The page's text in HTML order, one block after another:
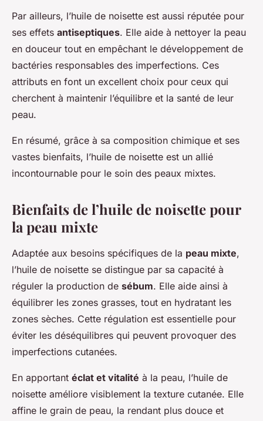
Par ailleurs, l’huile de noisette est aussi réputée pour
ses effets antiseptiques. Elle aide à nettoyer la peau
en douceur tout en empêchant le développement de
bactéries responsables des imperfections. Ces
attributs en font un excellent choix pour ceux qui
cherchent à maintenir l’équilibre et la santé de leur
peau.
En résumé, grâce à sa composition chimique et ses
vastes bienfaits, l’huile de noisette est un allié
incontournable pour le soin des peaux mixtes.
Bienfaits de l’huile de noisette pour
la peau mixte
Adaptée aux besoins spécifiques de la peau mixte,
l’huile de noisette se distingue par sa capacité à
réguler la production de sébum. Elle aide ainsi à
équilibrer les zones grasses, tout en hydratant les
zones sèches. Cette régulation est essentielle pour
éviter les déséquilibres qui peuvent provoquer des
imperfections cutanées.
En apportant éclat et vitalité à la peau, l’huile de
noisette améliore visiblement la texture cutanée. Elle
affine le grain de peau, la rendant plus douce et